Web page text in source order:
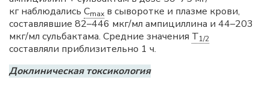
кг наблюдались Cmax в сыворотке и плазме крови,
составлявшие 82–446 мкг/мл ампициллина и 44–203
мкг/мл сульбактама. Средние значения T1/2
составляли приблизительно 1 ч.
Доклиническая токсикология